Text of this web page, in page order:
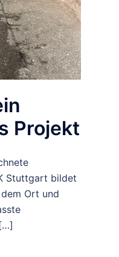
Projekt
Stuttgart bildet
Ort und